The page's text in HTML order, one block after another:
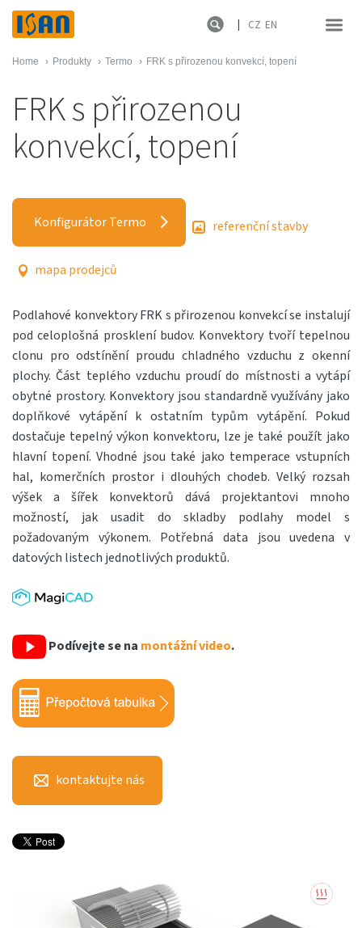
CZ EN
Home › Produkty › Termo › FRK s přirozenou konvekcí, topení
FRK s přirozenou
konvekcí, topení
Konfigurátor Termo referenční stavby
mapa prodejců
Podlahové konvektory FRK s přirozenou konvekcí se instalují
pod celoplošná prosklení budov. Konvektory tvoří tepelnou
clonu pro odstínění proudu chladného vzduchu z okenní
plochy. Část teplého vzduchu proudí do místnosti a vytápí
obytné prostory. Konvektory jsou standardně využívány jako
doplňkové vytápění k ostatním typům vytápění. Pokud
dostačuje tepelný výkon konvektoru, lze je také použít jako
hlavní topení. Vhodné jsou také jako temperace vstupních
hal, komerčních prostor i dlouhých chodeb. Velký rozsah
výšek a šířek konvektorů dává projektantovi mnoho
možností, jak usadit do skladby podlahy model s
požadovaným výkonem. Potřebná data jsou uvedena v
datových listech jednotlivých produktů.
Podívejte se na montážní video.
kontaktujte nás